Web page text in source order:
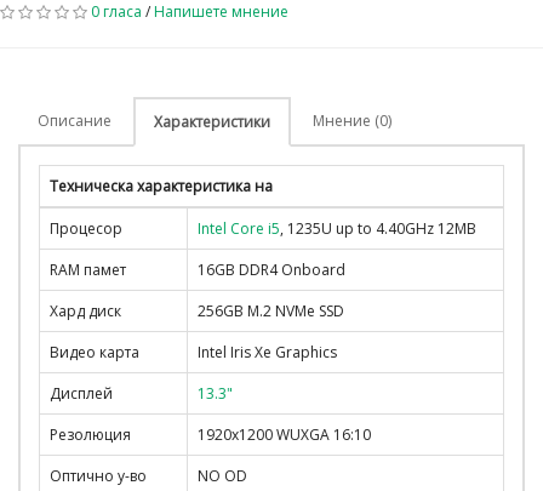
0 гласа /Напишете мнение
Описание Характеристики Мнение (0)
Техническа характеристика на
Процесор Intel Core i5, 1235U up to 4.40GHz 12MB
RAM памет
16GB DDR4 Onboard
Хард диск
256GB M.2 NVMe SSD
Видео карта
Intel Iris Xe Graphics
Дисплей
13.3"
Резолюция
1920x1200 WUXGA 16:10
Оптично у-во
NO OD